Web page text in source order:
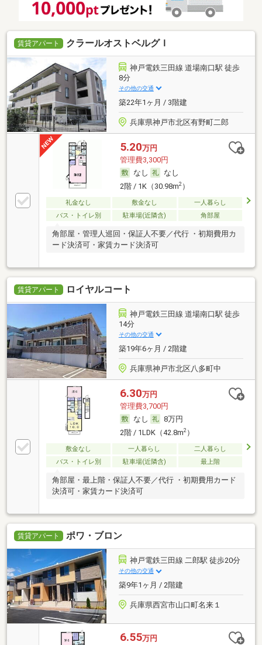
賃貸アパート クラールオストベルグＩ
神戸電鉄三田線 道場南口駅 徒歩
8分
その他の交通
築22年1ヶ月 / 3階建
兵庫県神戸市北区有野町二郎
5.20万円
管理費3,300円
なし
なし
2階 / 1K（30.98m2）
礼金なし 敷金なし
一人暮らし
バス・トイレ別
駐車場(近隣含) 角部屋
角部屋・管理人巡回・保証人不要／代行 ・初期費用カ
ード決済可・家賃カード決済可
賃貸アパート ロイヤルコート
神戸電鉄三田線 道場南口駅 徒歩
14分
その他の交通
築19年6ヶ月 / 2階建
兵庫県神戸市北区八多町中
6.30万円
管理費3,700円
なし
8万円
2階 / 1LDK（42.8m2）
敷金なし 一人暮らし
二人暮らし
バス・トイレ別
駐車場(近隣含) 最上階
角部屋・最上階・保証人不要／代行 ・初期費用カード
決済可・家賃カード決済可
賃貸アパート ポワ・ブロン
神戸電鉄三田線 二郎駅 徒歩20分
その他の交通
築9年1ヶ月 / 2階建
兵庫県西宮市山口町名来１
6.55万円